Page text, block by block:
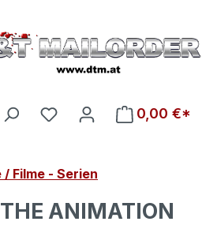
Du hast 0 Produkte auf
0,00 €*
/ Filme - Serien
ANIMATION